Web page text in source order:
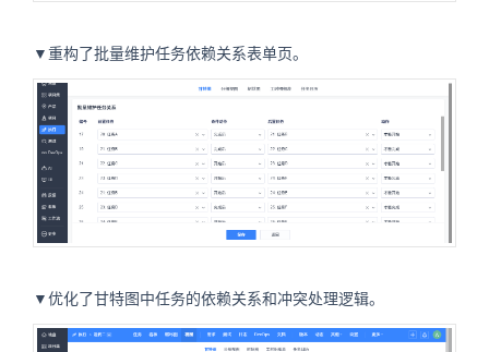
▼重构了批量维护任务依赖关系表单页。
▼优化了甘特图中任务的依赖关系和冲突处理逻辑。